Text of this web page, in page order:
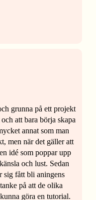
grunna på ett projekt
att bara börja skapa
annat som man
men när det gäller att
idé som poppar upp
och lust. Sedan
sig fått bli aningens
på att de olika
göra en tutorial.